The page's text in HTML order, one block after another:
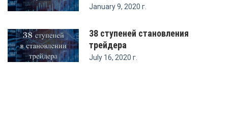
January 9, 2020 г.
38 ступеней становления
трейдера
July 16, 2020 г.